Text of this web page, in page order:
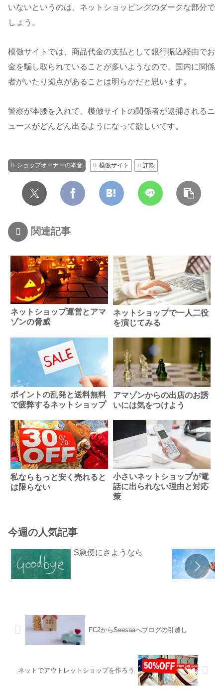
いないというのは、ネットショッピングのダークな部分で
しょう。
模倣サイトでは、商品代金の支払として銀行振込経由でお
金を騙し取られていることが多いようなので、国内に関係
者がいたり拠点があることは明らかだと思います。
警察が本腰を入れて、模倣サイトの関係者が逮捕されるニ
ュースがどんどん出るようになって欲しいです。
ショップオーナーの本音 模倣サイト 詐欺
関連記事
ネットショップ運営とアマ
ゾンの脅威
ネットショップで一人二役
を演じてみる
ポイントの乱発と送料無料
で疲弊するネットショップ
アマゾンからの出店のお誘
いには気をつけよう
私ならもっと安く売れると
は限らない
小さいネットショップが電
話に出られない理由と対応
策
今週の人気記事
S急便にさようなら
FC2からSeesaaへブログの引越し
ネットでアウトレットショップを作ろう